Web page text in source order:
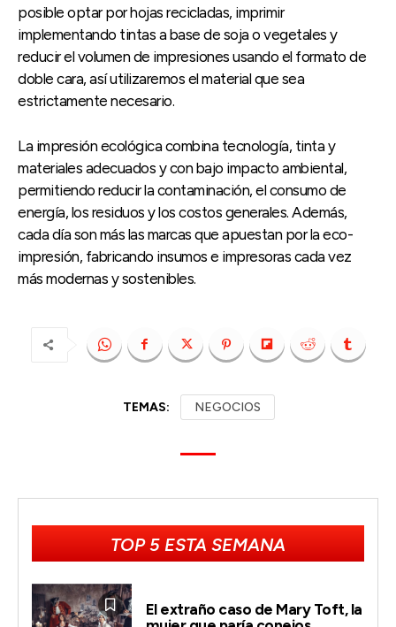
posible optar por hojas recicladas, imprimir
implementando tintas a base de soja o vegetales y
reducir el volumen de impresiones usando el formato de
doble cara, así utilizaremos el material que sea
estrictamente necesario.
La impresión ecológica combina tecnología, tinta y
materiales adecuados y con bajo impacto ambiental,
permitiendo reducir la contaminación, el consumo de
energía, los residuos y los costos generales. Además,
cada día son más las marcas que apuestan por la eco-
impresión, fabricando insumos e impresoras cada vez
más modernas y sostenibles.
TEMAS: NEGOCIOS
TOP 5 ESTA SEMANA
El extraño caso de Mary Toft, la